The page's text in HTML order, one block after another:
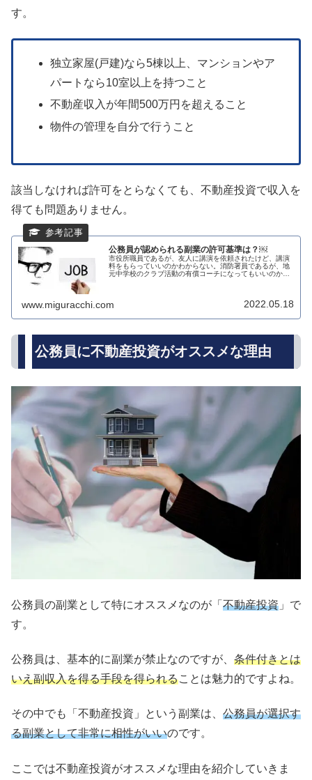
す。
独立家屋(戸建)なら5棟以上、マンションやア
パートなら10室以上を持つこと
不動産収入が年間500万円を超えること
物件の管理を自分で行うこと
該当しなければ許可をとらなくても、不動産投資で収入を
得ても問題ありません。
公務員が認められる副業の許可基準は？￼
市役所職員であるが、友人に講演を依頼されたけど、講演
料をもらっていいのかわからない。消防署員であるが、地
元中学校のクラブ活動の有償コーチになってもいいのかわ
www.miguracchi.com 2022.05.18
公務員に不動産投資がオススメな理由
公務員の副業として特にオススメなのが「 不動産投資 」で
す。
公務員は、基本的に副業が禁止なのですが、 条件付きとは
いえ副収入を得る手段を得られることは魅力的ですよね。
その中でも「不動産投資」という副業は、 公務員が選択す
る副業として非常に相性がいいのです。
ここでは不動産投資がオススメな理由を紹介していきま